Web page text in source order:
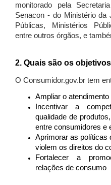
monitorado pela
Senacon - do Ministério da
Públicas, Ministérios
entre outros órgãos, e
2. Quais são os
O Consumidor.gov.br tem
Ampliar o
Incentivar a
qualidade de
entre consumidores e
Aprimorar as políticas
violem os direitos do
Fortalecer a
relações de consumo